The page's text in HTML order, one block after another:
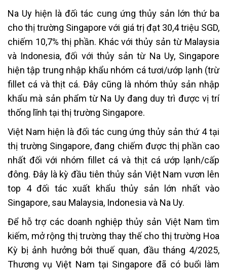
Na Uy hiện là đối tác cung ứng thủy sản lớn thứ ba
cho thị trường Singapore với giá trị đạt 30,4 triệu SGD,
chiếm 10,7% thị phần. Khác với thủy sản từ Malaysia
và Indonesia, đối với thủy sản từ Na Uy, Singapore
hiện tập trung nhập khẩu nhóm cá tươi/ướp lạnh (trừ
fillet cá và thịt cá. Đây cũng là nhóm thủy sản nhập
khẩu mà sản phẩm từ Na Uy đang duy trì được vị trí
thống lĩnh tại thị trường Singapore.
Việt Nam hiện là đối tác cung ứng thủy sản thứ 4 tại
thị trường Singapore, đang chiếm được thị phần cao
nhất đối với nhóm fillet cá và thịt cá ướp lạnh/cấp
đông. Đây là kỳ đầu tiên thủy sản Việt Nam vươn lên
top 4 đối tác xuất khẩu thủy sản lớn nhất vào
Singapore, sau Malaysia, Indonesia và Na Uy.
Để hỗ trợ các doanh nghiệp thủy sản Việt Nam tìm
kiếm, mở rộng thị trường thay thế cho thị trường Hoa
Kỳ bị ảnh hưởng bởi thuế quan, đầu tháng 4/2025,
Thương vụ Việt Nam tại Singapore đã có buổi làm